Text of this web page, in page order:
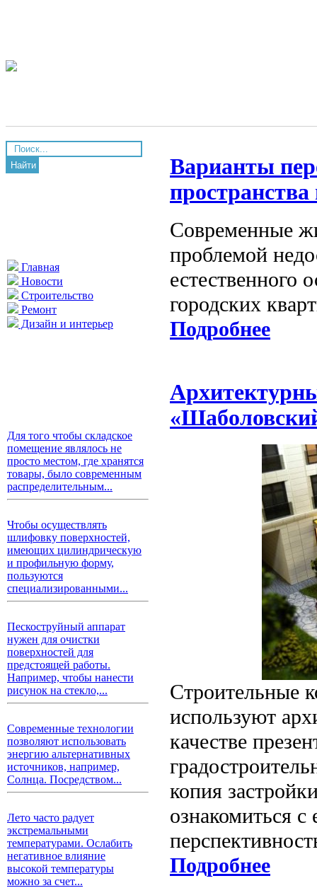
Найти
Главная
Новости
Строительство
Ремонт
Дизайн и интерьер
Для того чтобы складское
помещение являлось не
просто местом, где хранятся
товары, было современным
распределительным...
Чтобы осуществлять
шлифовку поверхностей,
имеющих цилиндрическую
и профильную форму,
пользуются
специализированными...
Пескоструйный аппарат
нужен для очистки
поверхностей для
предстоящей работы.
Например, чтобы нанести
рисунок на стекло,...
Современные технологии
позволяют использовать
энергию альтернативных
источников, например,
Солнца. Посредством...
Лето часто радует
экстремальными
температурами. Ослабить
негативное влияние
высокой температуры
можно за счет...
Варианты
пространства
Современные
проблемой
естественного
городских
Подробнее
Строительные
используют
качестве
копия
ознакомиться
Подробнее